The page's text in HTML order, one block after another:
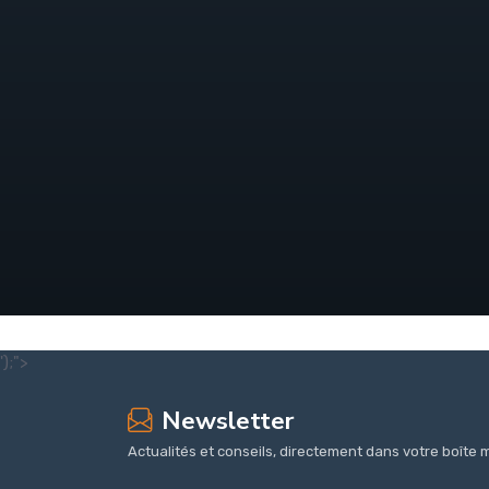
');">
Newsletter
Actualités et conseils, directement dans votre boîte